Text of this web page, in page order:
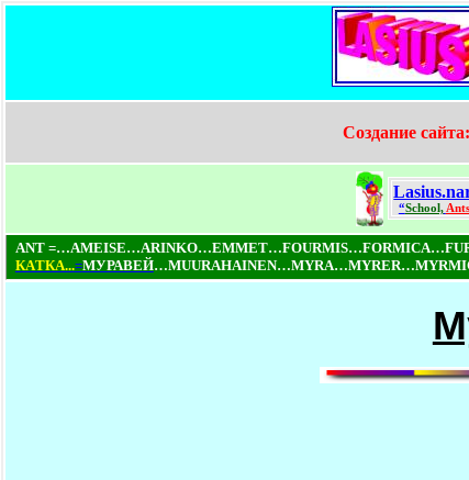
Создание сайта:
“School, Ants
ANT
КAТКA...=МУРАВЕЙ